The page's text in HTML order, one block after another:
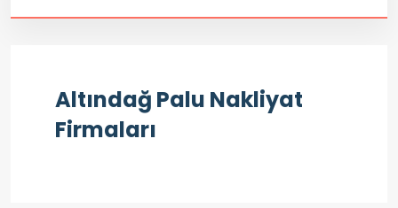
Altındağ Palu Nakliyat
Firmaları